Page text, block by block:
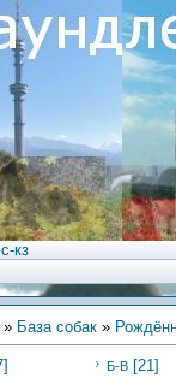
кз
» База собак »
Б-В [21]